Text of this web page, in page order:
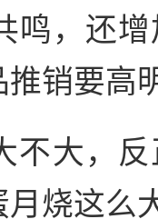
鸣，还
销要高
不大，
月烧这